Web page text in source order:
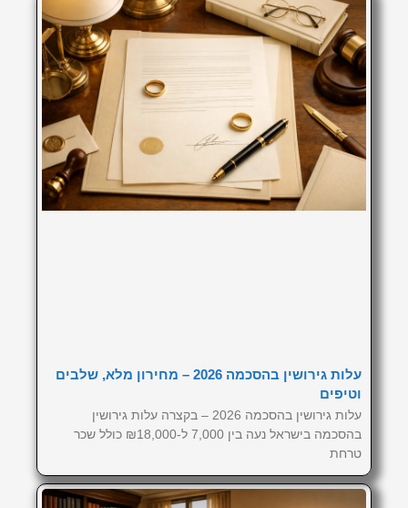
עלות גירושין בהסכמה 2026 – מחירון מלא, שלבים
וטיפים
עלות גירושין בהסכמה 2026 – בקצרה עלות גירושין
בהסכמה בישראל נעה בין 7,000 ל-₪18,000 כולל שכר
טרחת